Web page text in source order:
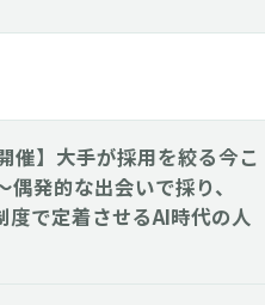
催】大手が採用を絞る今こ
発的な出会いで採り、
で定着させるAI時代の人